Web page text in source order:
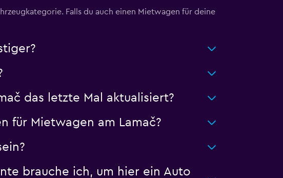
Falls du auch einen Mietwagen für deine
das letzte Mal aktualisiert?
für Mietwagen am Lamač?
brauche ich, um hier ein Auto